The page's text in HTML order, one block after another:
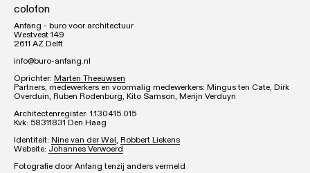
projecten
diensten
over
Westvest 149
2613 DS Delft
colofon
Anfang - buro voor architectuur
Westvest 149
2611 AZ Delft
info@buro-anfang.nl
Oprichter: Marten Theeuwsen
Partners, medewerkers en voormalig medewerkers: Mingus ten Cate, Dirk
Overduin, Ruben Rodenburg, Kito Samson, Merijn Verduyn
Architectenregister: 1.130415.015
Kvk: 58311831 Den Haag
Identiteit: Nine van der Wal, Robbert Liekens
Website: Johannes Verwoerd
Fotografie door Anfang tenzij anders vermeld